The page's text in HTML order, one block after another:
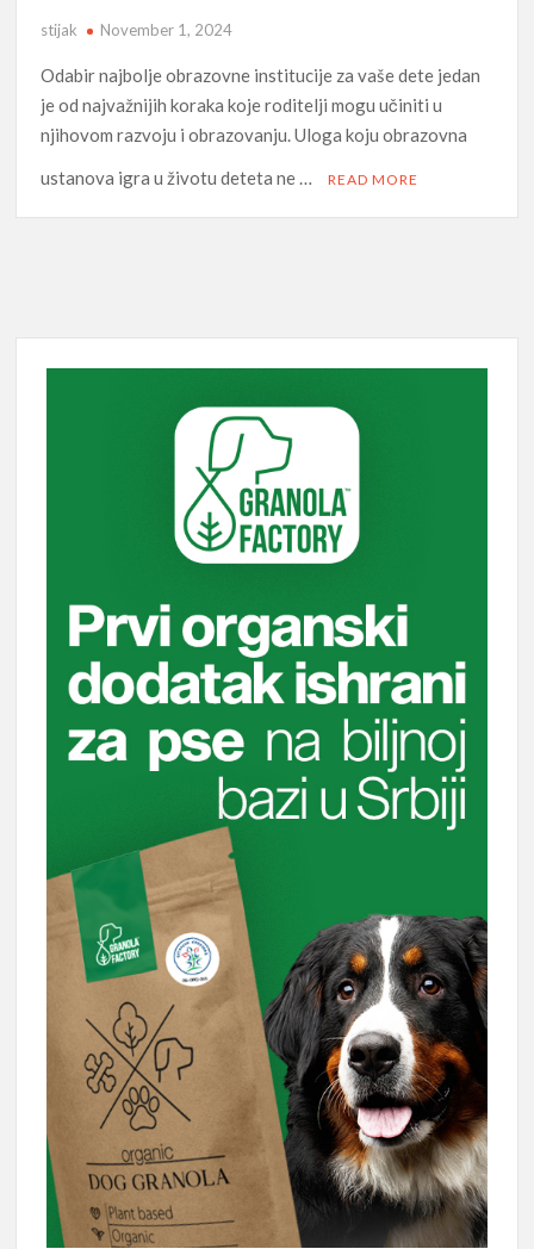
stijak November 1, 2024
Odabir najbolje obrazovne institucije za vaše dete jedan
je od najvažnijih koraka koje roditelji mogu učiniti u
njihovom razvoju i obrazovanju. Uloga koju obrazovna
ustanova igra u životu deteta ne …
READ MORE